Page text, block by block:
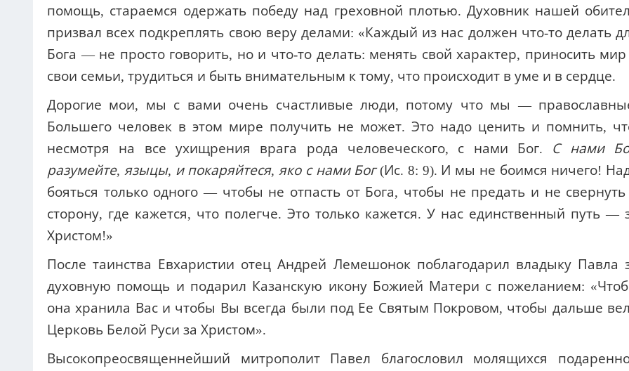
помощь, стараемся одержать победу над греховной плотью. Духовник нашей
призвал всех подкреплять свою веру делами: «Каждый из нас должен что-то делать
Бога — не просто говорить, но и что-то делать: менять свой характер, приносить мир
свои семьи, трудиться и быть внимательным к тому, что происходит в уме и в сердце.
Дорогие мои, мы с вами очень счастливые люди, потому что мы —
Большего человек в этом мире получить не может. Это надо ценить и помнить,
несмотря на все ухищрения врага рода человеческого, с нами Бог. С нами
разумейте, языцы, и покаряйтеся, яко с нами Бог(Ис. 8: 9). И мы не боимся ничего!
бояться только одного — чтобы не отпасть от Бога, чтобы не предать и не свернуть
сторону, где кажется, что полегче. Это только кажется. У нас единственный путь —
Христом!»
После таинства Евхаристии отец Андрей Лемешонок поблагодарил владыку Павла
духовную помощь и подарил Казанскую икону Божией Матери с пожеланием:
она хранила Вас и чтобы Вы всегда были под Ее Святым Покровом, чтобы дальше
Церковь Белой Руси за Христом».
Высокопреосвященнейший митрополит Павел благословил молящихся